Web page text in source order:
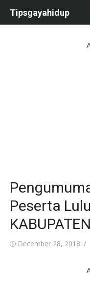
Tipsgayahidup
Peserta
Posted
December 28, 2018